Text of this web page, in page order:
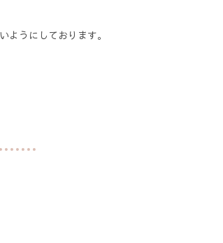
うにしております。